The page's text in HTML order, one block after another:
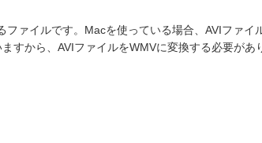
ファイルです。Macを使っている場合、AVIファ
すから、AVIファイルをWMVに変換する必要があ